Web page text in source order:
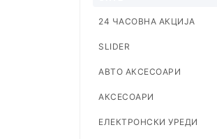
24 ЧАСОВНА АКЦИЈА
SLIDER
АВТО АКСЕСОАРИ
АКСЕСОАРИ
ЕЛЕКТРОНСКИ УРЕДИ